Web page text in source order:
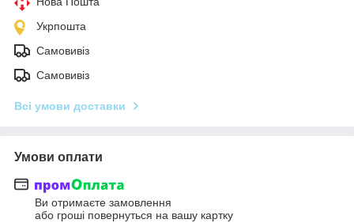
Укрпошта
Самовивіз
Самовивіз
Всі умови доставки
Умови оплати
Ви отримаєте замовлення
або гроші повернуться на вашу картку